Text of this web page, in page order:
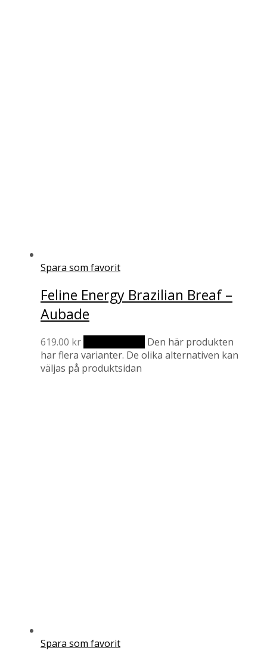
Spara som favorit
Feline Energy Brazilian Breaf –
Aubade
619.00 kr
Den här produkten
har flera varianter. De olika alternativen kan
väljas på produktsidan
Spara som favorit